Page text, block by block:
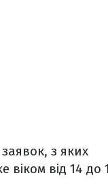
з яких
від 14 до